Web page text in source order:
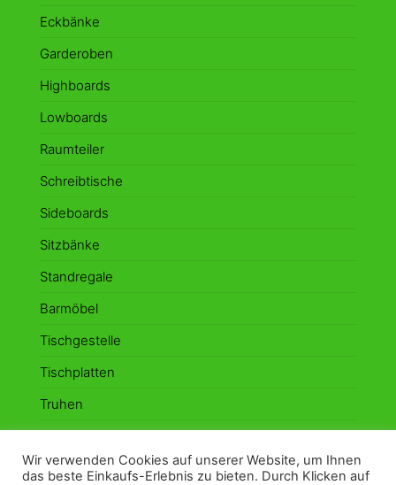
Eckbänke
Garderoben
Highboards
Lowboards
Raumteiler
Schreibtische
Sideboards
Sitzbänke
Standregale
Barmöbel
Tischgestelle
Tischplatten
Truhen
Vitrinen
Wandboards
Wir verwenden Cookies auf unserer Website, um Ihnen
das beste Einkaufs-Erlebnis zu bieten. Durch Klicken auf